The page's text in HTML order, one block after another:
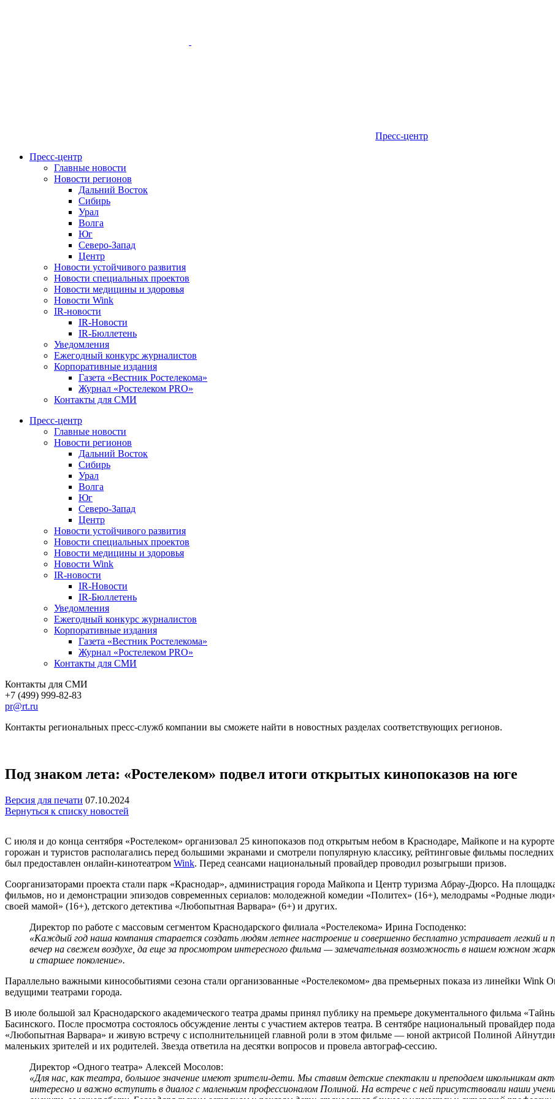
Пресс-центр
Пресс-центр
Главные новости
Новости регионов
Дальний Восток
Сибирь
Урал
Волга
Юг
Северо-Запад
Центр
Новости устойчивого развития
Новости специальных проектов
Новости медицины и здоровья
Новости Wink
IR-новости
IR-Новости
IR-Бюллетень
Уведомления
Ежегодный конкурс журналистов
Корпоративные издания
Газета «Вестник Ростелекома»
Журнал «Ростелеком PRO»
Контакты для СМИ
Пресс-центр
Главные новости
Новости регионов
Дальний Восток
Сибирь
Урал
Волга
Юг
Северо-Запад
Центр
Новости устойчивого развития
Новости специальных проектов
Новости медицины и здоровья
Новости Wink
IR-новости
IR-Новости
IR-Бюллетень
Уведомления
Ежегодный конкурс журналистов
Корпоративные издания
Газета «Вестник Ростелекома»
Журнал «Ростелеком PRO»
Контакты для СМИ
Контакты для СМИ
+7 (499) 999-82-83
pr@rt.ru
Контакты региональных пресс-служб компании вы сможете найти в новостных разделах соответствующих регионов.
Под знаком лета: «Ростелеком» подвел итоги открытых кинопоказов на юге
Версия для печати 07.10.2024
Вернуться к списку новостей
С июля и до конца сентября «Ростелеком» организовал 25 кинопоказов под открытым небом в Краснодаре, Майкопе и на
горожан и туристов располагались перед большими экранами и смотрели популярную классику, рейтинговые фильмы
был предоставлен онлайн-кинотеатром Wink. Перед сеансами национальный провайдер проводил розыгрыши призов.
Соорганизаторами проекта стали парк «Краснодар», администрация города Майкопа и Центр туризма Абрау-Дюрсо. На
фильмов, но и демонстрации эпизодов современных сериалов: молодежной комедии «Политех» (16+), мелодрамы «Родные
своей мамой» (16+), детского детектива «Любопытная Варвара» (6+) и других.
Директор по работе с массовым сегментом Краснодарского филиала «Ростелекома» Ирина Господенко:
«Каждый год наша компания старается создать людям летнее настроение и совершенно бесплатно устраивает легкий
вечер на свежем воздухе, да еще за просмотром интересного фильма — замечательная возможность в нашем южном
и старшее поколение».
Параллельно важными кинособытиями сезона стали организованные «Ростелекомом» два премьерных показа из линейки Wink
ведущими театрами города.
В июле большой зал Краснодарского академического театра драмы принял публику на премьере документального фильма
Басинского. После просмотра состоялось обсуждение ленты с участием актеров театра. В сентябре национальный провайдер
«Любопытная Варвара» и живую встречу с исполнительницей главной роли в этом фильме — юной актрисой Полиной
маленьких зрителей и их родителей. Звезда ответила на десятки вопросов и провела автограф-сессию.
Директор «Одного театра» Алексей Мосолов:
«Для нас, как театра, большое значение имеют зрители-дети. Мы ставим детские спектакли и преподаем школьникам
интересно и важно вступить в диалог с маленьким профессионалом Полиной. На встрече с ней присутствовали наши